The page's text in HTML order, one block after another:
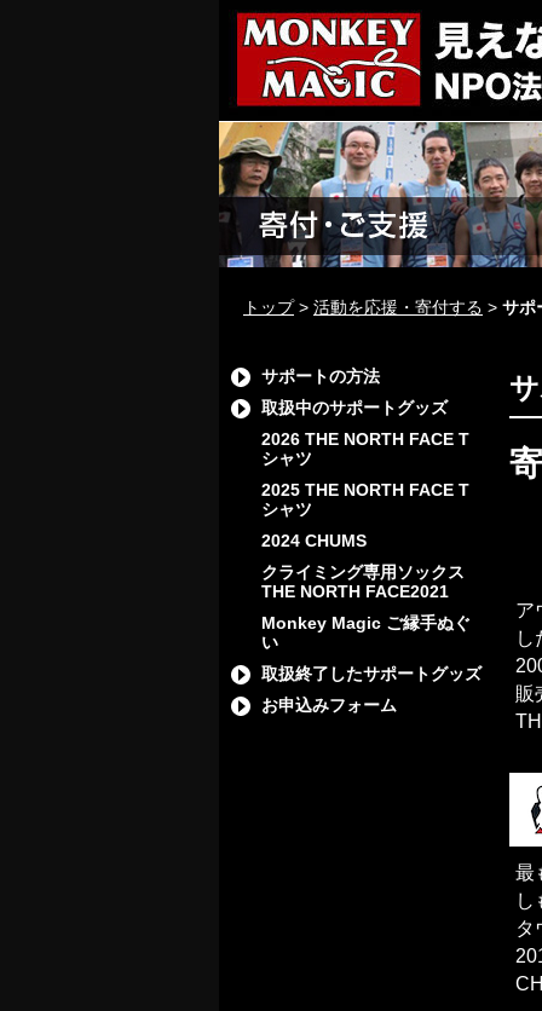
トップ> 活動を応援・寄付する > サポ
サポートの方法
取扱中のサポートグッズ
2026 THE NORTH FACE T
シャツ
2025 THE NORTH FACE T
シャツ
2024 CHUMS
クライミング専用ソックス
THE NORTH FACE2021
Monkey Magic ご縁手ぬぐ
い
取扱終了したサポートグッズ
お申込みフォーム
ア
し
販
最
し
タ